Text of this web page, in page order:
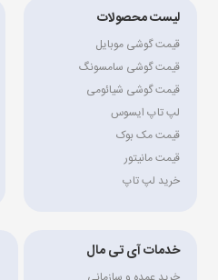
لیست محصولات
قیمت گوشی موبایل
قیمت گوشی سامسونگ
قیمت گوشی شیائومی
لپ تاپ ایسوس
قیمت مک بوک
قیمت مانیتور
خرید لپ تاپ
خدمات آی تی مال